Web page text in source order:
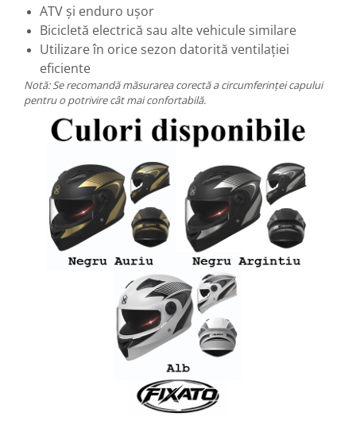
ATV și enduro ușor
Bicicletă electrică sau alte vehicule similare
Utilizare în orice sezon datorită ventilației
eficiente
Notă: Se recomandă măsurarea corectă a circumferinței capului
pentru o potrivire cât mai confortabilă.